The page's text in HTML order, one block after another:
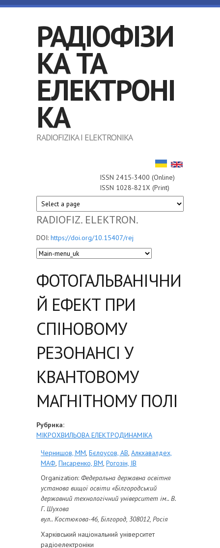
Перейти до основного матеріалу
РАДІОФІЗИ
КА ТА
ЕЛЕКТРОНІ
КА
RADIOFIZIKA I ELEKTRONIKA
ISSN 2415-3400 (Online)
ISSN 1028-821X (Print)
RADIOFIZ. ELEKTRON.
DOI: https://doi.org/10.15407/rej
ФОТОГАЛЬВАНІЧНИ
Й ЕФЕКТ ПРИ
СПІНОВОМУ
РЕЗОНАНСІ У
КВАНТОВОМУ
МАГНІТНОМУ ПОЛІ
Рубрика:
МІКРОХВИЛЬОВА ЕЛЕКТРОДИНАМІКА
Чернишов, ММ Бєлоусов, АВ Алкхавалдех,
МАФ Писаренко, ВМ Рогозін, ІВ
Organization: Федеральна державна освітня
установа вищої освіти «Білгородський
державний технологічний університет ім.. В.
Г. Шухова
вул.. Костюкова-46, Білгород, 308012, Росія
Харківський національний університет
радіоелектроніки